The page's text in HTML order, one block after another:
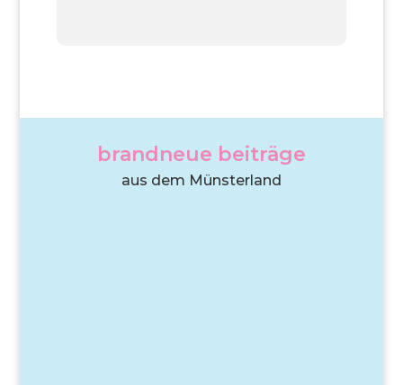
brandneue beiträge
aus dem Münsterland